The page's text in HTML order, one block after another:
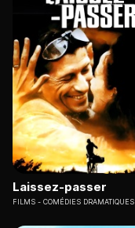
Laissez-passer
FILMS COMÉDIES DRAMATIQUES